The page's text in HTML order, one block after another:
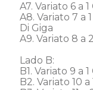
A7. Variato 6 a
A8. Variato 7 a
Di Giga
A9. Variato 8 a
Lado B:
B1. Variato 9 a
B2. Variato 10